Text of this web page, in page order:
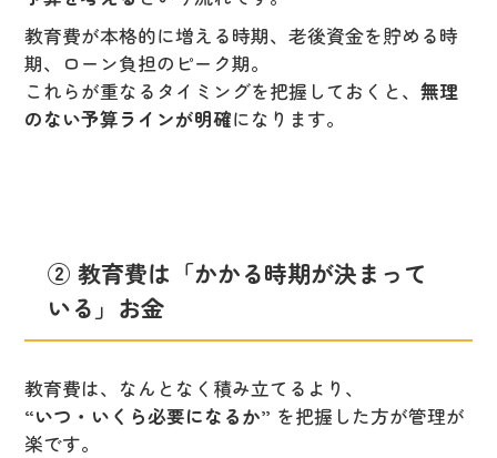
教育費が本格的に増える時期、老後資金を貯める時
期、ローン負担のピーク期。
これらが重なるタイミングを把握しておくと、 無理
のない予算ラインが明確になります。
② 教育費は「かかる時期が決まって
いる」お金
教育費は、なんとなく積み立てるより、
“いつ・いくら必要になるか” を把握した方が管理が
楽です。